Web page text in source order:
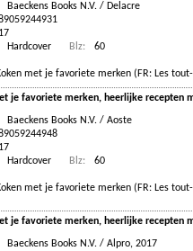
Baeckens Books N.V. / Delacre
Hardcover Blz:
60
met je favoriete merken (FR: Les
je favoriete merken, heerlijke recepten
Baeckens Books N.V. / Aoste
Hardcover Blz:
60
met je favoriete merken (FR: Les
je favoriete merken, heerlijke recepten
Baeckens Books N.V. / Alpro, 2017